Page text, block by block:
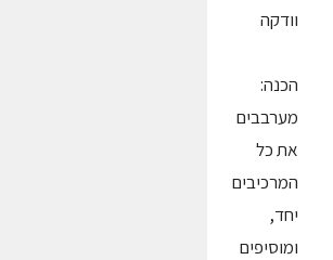
וודקה
הכנה:
מערבבים
את כל
המרכיבים
יחד,
ומוסיפים